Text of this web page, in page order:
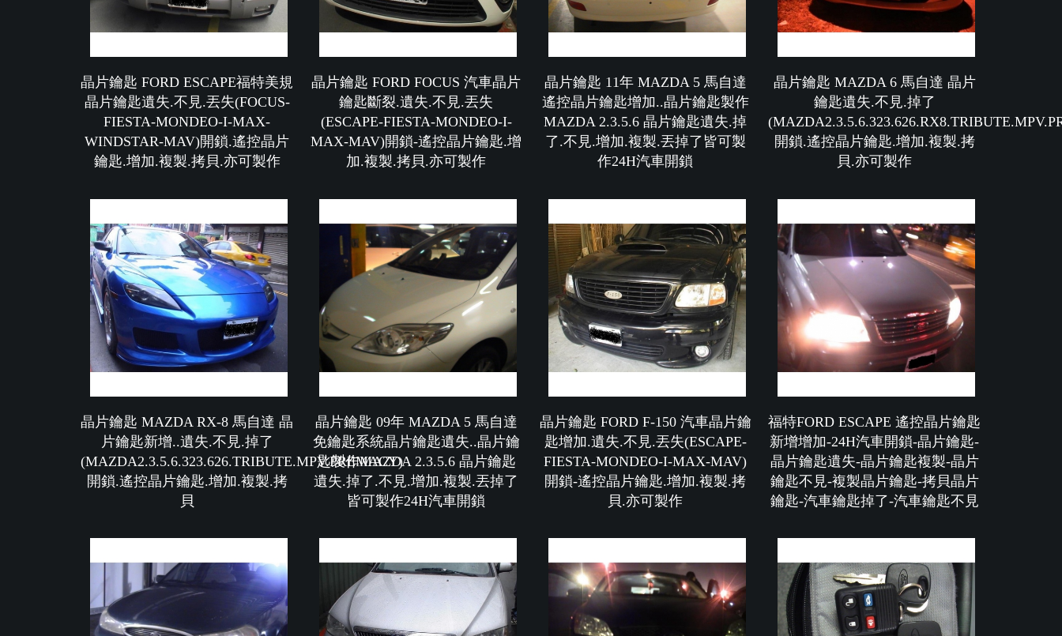
晶片鑰匙 FORD ESCAPE福特美規
晶片鑰匙遺失.不見.丟失(FOCUS-
FIESTA-MONDEO-I-MAX-
WINDSTAR-MAV)開鎖.遙控晶片
鑰匙.增加.複製.拷貝.亦可製作
晶片鑰匙 FORD FOCUS 汽車晶片
鑰匙斷裂.遺失.不見.丟失
(ESCAPE-FIESTA-MONDEO-I-
MAX-MAV)開鎖-遙控晶片鑰匙.增
加.複製.拷貝.亦可製作
晶片鑰匙 11年 MAZDA 5 馬自達
遙控晶片鑰匙增加..晶片鑰匙製作
MAZDA 2.3.5.6 晶片鑰匙遺失.掉
了.不見.增加.複製.丟掉了皆可製
作24H汽車開鎖
晶片鑰匙 MAZDA 6 馬自達 晶片
鑰匙遺失.不見.掉了
開鎖.遙控晶片鑰匙.增加.複製.拷
貝.亦可製作
晶片鑰匙 MAZDA RX-8 馬自達 晶
片鑰匙新增..遺失.不見.掉了
(MAZDA2.3.5.6.323.626.TRIBUTE.MPV.PREMACY)
開鎖.遙控晶片鑰匙.增加.複製.拷
貝
晶片鑰匙 09年 MAZDA 5 馬自達
免鑰匙系統晶片鑰匙遺失..晶片鑰
匙製作MAZDA 2.3.5.6 晶片鑰匙
遺失.掉了.不見.增加.複製.丟掉了
皆可製作24H汽車開鎖
晶片鑰匙 FORD F-150 汽車晶片鑰
匙增加.遺失.不見.丟失(ESCAPE-
FIESTA-MONDEO-I-MAX-MAV)
開鎖-遙控晶片鑰匙.增加.複製.拷
貝.亦可製作
福特FORD ESCAPE 遙控晶片鑰匙
新增增加-24H汽車開鎖-晶片鑰匙-
晶片鑰匙遺失-晶片鑰匙複製-晶片
鑰匙不見-複製晶片鑰匙-拷貝晶片
鑰匙-汽車鑰匙掉了-汽車鑰匙不見